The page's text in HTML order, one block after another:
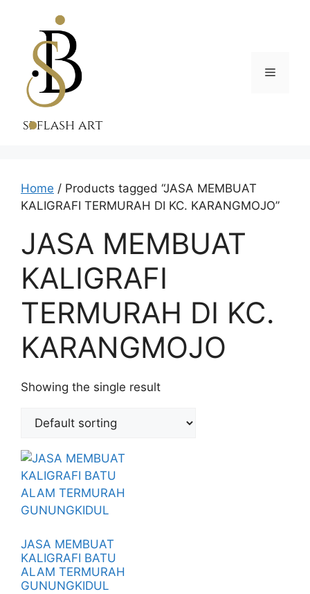
content
Menu
Home / Products tagged “JASA MEMBUAT
KALIGRAFI TERMURAH DI KC. KARANGMOJO”
JASA MEMBUAT
KALIGRAFI
TERMURAH DI KC.
KARANGMOJO
Showing the single result
JASA MEMBUAT
KALIGRAFI BATU
ALAM TERMURAH
GUNUNGKIDUL